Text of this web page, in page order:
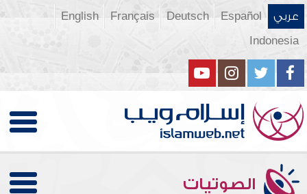
عربي Español
Deutsch
Français
English
Indonesia
الصوتيات